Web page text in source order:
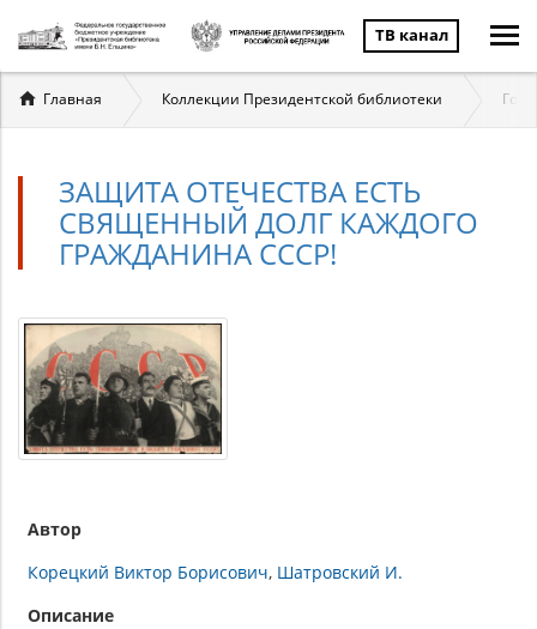
ТВ канал
Вы
здесь
Главная Коллекции Президентской библиотеки
ЗАЩИТА ОТЕЧЕСТВА ЕСТЬ
СВЯЩЕННЫЙ ДОЛГ КАЖДОГО
ГРАЖДАНИНА СССР!
Автор
Корецкий Виктор Борисович Шатровский И.
Описание